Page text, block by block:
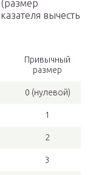
вычесть
Привычный
размер
0 (нулевой)
1
2
3